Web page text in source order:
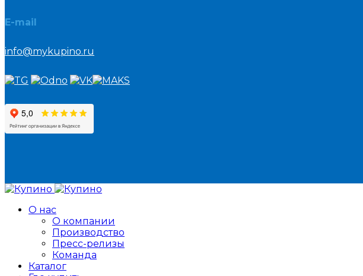
E-mail
info@mykupino.ru
О нас
О компании
Производство
Пресс-релизы
Команда
Каталог